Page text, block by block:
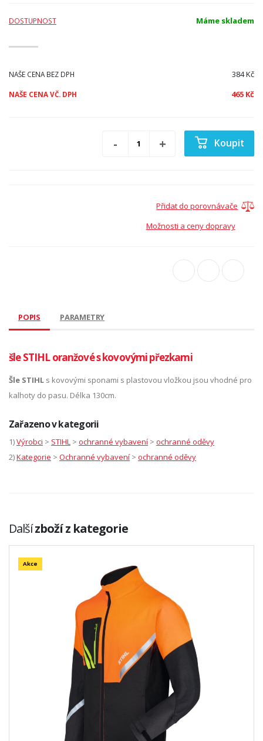
DOSTUPNOST Máme skladem
NAŠE CENA BEZ DPH 384 Kč
NAŠE CENA VČ. DPH 465 Kč
Koupit
Přidat do porovnávače
Možnosti a ceny dopravy
POPIS PARAMETRY
šle STIHL oranžové s kovovými přezkami
Šle STIHL s kovovými sponami s plastovou vložkou jsou vhodné pro
kalhoty do pasu. Délka 130cm.
Zařazeno v kategorii
1)Výrobci > STIHL > ochranné vybavení > ochranné oděvy
2)Kategorie > Ochranné vybavení > ochranné oděvy
Dalšízboží z kategorie
Akce